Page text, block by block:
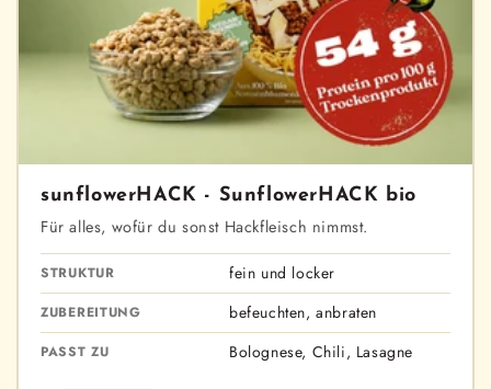
sunflowerHACK - SunflowerHACK bio
Für alles, wofür du sonst Hackfleisch nimmst.
STRUKTUR fein und locker
ZUBEREITUNG befeuchten, anbraten
PASST ZU Bolognese, Chili, Lasagne